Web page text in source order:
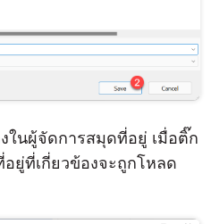
นผู้จัดการสมุดที่อยู่ เมื่อติ๊ก
ยู่ที่เกี่ยวข้องจะถูกโหลด